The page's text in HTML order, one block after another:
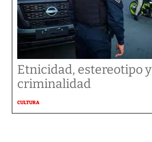
Etnicidad, estereotipo y
criminalidad
CULTURA